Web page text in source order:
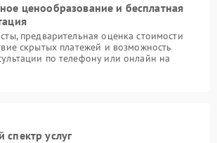
ценообразование и бесплатная
предварительная оценка стоимости
скрытых платежей и возможность
по телефону или онлайн на
услуг